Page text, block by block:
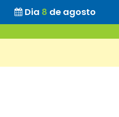
Dia 8 de agosto